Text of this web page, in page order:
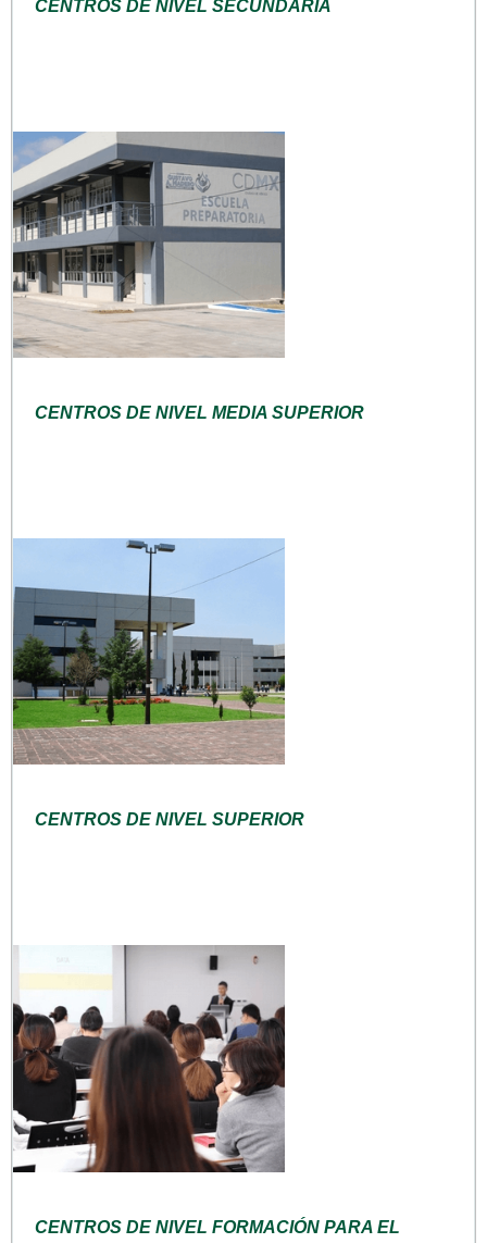
CENTROS DE NIVEL SECUNDARIA
CENTROS DE NIVEL MEDIA SUPERIOR
CENTROS DE NIVEL SUPERIOR
CENTROS DE NIVEL FORMACIÓN PARA EL